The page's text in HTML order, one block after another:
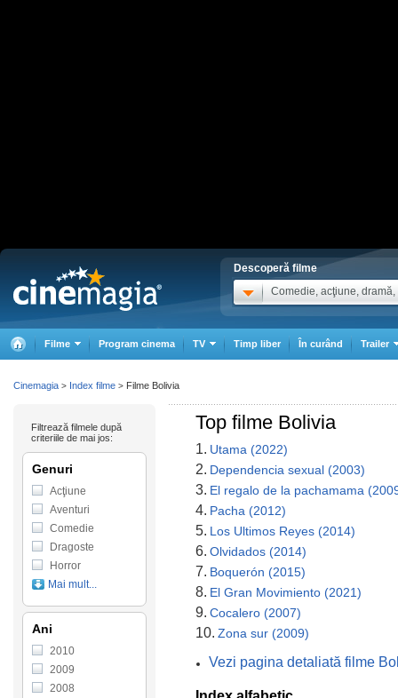
Descoperă filme
Comedie, acţiune, dramă,
Filme Program cinema TV Timp liber În curând Trailer
Top filme Bolivia
1. Utama (2022)
2. Dependencia sexual (2003)
3. El regalo de la pachamama
4. Pacha (2012)
5. Los Ultimos Reyes (2014)
6. Olvidados (2014)
7. Boquerón (2015)
8. El Gran Movimiento (2021)
9. Cocalero (2007)
10. Zona sur (2009)
Vezi pagina detaliată filme
Filtrează filmele după
criteriile de mai jos:
Genuri
Acţiune
Aventuri
Comedie
Dragoste
Horror
Mai mult...
Ani
2010
2009
2008
Cinemagia > Index filme > Filme Bolivia